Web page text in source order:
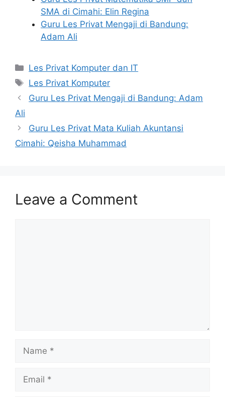
SMA di Cimahi: Elin Regina
Guru Les Privat Mengaji di Bandung:
Adam Ali
Categories
Les Privat Komputer dan IT
Tags
Les Privat Komputer
Guru Les Privat Mengaji di Bandung: Adam
Ali
Guru Les Privat Mata Kuliah Akuntansi
Cimahi: Qeisha Muhammad
Leave a Comment
Name
Email